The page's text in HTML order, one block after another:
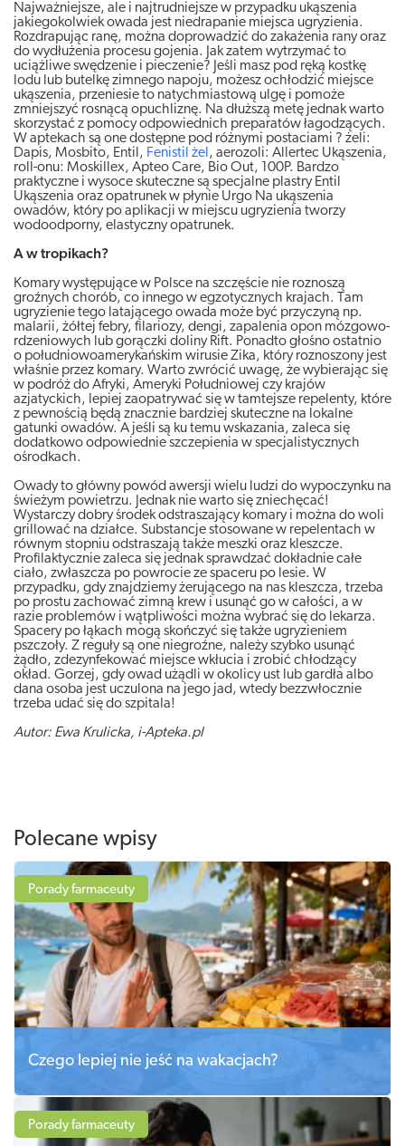
Najważniejsze, ale i najtrudniejsze w przypadku ukąszenia
jakiegokolwiek owada jest niedrapanie miejsca ugryzienia.
Rozdrapując ranę, można doprowadzić do zakażenia rany oraz
do wydłużenia procesu gojenia. Jak zatem wytrzymać to
uciążliwe swędzenie i pieczenie? Jeśli masz pod ręką kostkę
lodu lub butelkę zimnego napoju, możesz ochłodzić miejsce
ukąszenia, przeniesie to natychmiastową ulgę i pomoże
zmniejszyć rosnącą opuchliznę. Na dłuższą metę jednak warto
skorzystać z pomocy odpowiednich preparatów łagodzących.
W aptekach są one dostępne pod różnymi postaciami ? żeli:
Dapis, Mosbito, Entil, Fenistil żel , aerozoli: Allertec Ukąszenia,
roll-onu: Moskillex, Apteo Care, Bio Out, 100P. Bardzo
praktyczne i wysoce skuteczne są specjalne plastry Entil
Ukąszenia oraz opatrunek w płynie Urgo Na ukąszenia
owadów, który po aplikacji w miejscu ugryzienia tworzy
wodoodporny, elastyczny opatrunek.
A w tropikach?
Komary występujące w Polsce na szczęście nie roznoszą
groźnych chorób, co innego w egzotycznych krajach. Tam
ugryzienie tego latającego owada może być przyczyną np.
malarii, żółtej febry, filariozy, dengi, zapalenia opon mózgowo-
rdzeniowych lub gorączki doliny Rift. Ponadto głośno ostatnio
o południowoamerykańskim wirusie Zika, który roznoszony jest
właśnie przez komary. Warto zwrócić uwagę, że wybierając się
w podróż do Afryki, Ameryki Południowej czy krajów
azjatyckich, lepiej zaopatrywać się w tamtejsze repelenty, które
z pewnością będą znacznie bardziej skuteczne na lokalne
gatunki owadów. A jeśli są ku temu wskazania, zaleca się
dodatkowo odpowiednie szczepienia w specjalistycznych
ośrodkach.
Owady to główny powód awersji wielu ludzi do wypoczynku na
świeżym powietrzu. Jednak nie warto się zniechęcać!
Wystarczy dobry środek odstraszający komary i można do woli
grillować na działce. Substancje stosowane w repelentach w
równym stopniu odstraszają także meszki oraz kleszcze.
Profilaktycznie zaleca się jednak sprawdzać dokładnie całe
ciało, zwłaszcza po powrocie ze spaceru po lesie. W
przypadku, gdy znajdziemy żerującego na nas kleszcza, trzeba
po prostu zachować zimną krew i usunąć go w całości, a w
razie problemów i wątpliwości można wybrać się do lekarza.
Spacery po łąkach mogą skończyć się także ugryzieniem
pszczoły. Z reguły są one niegroźne, należy szybko usunąć
żądło, zdezynfekować miejsce wkłucia i zrobić chłodzący
okład. Gorzej, gdy owad użądli w okolicy ust lub gardła albo
dana osoba jest uczulona na jego jad, wtedy bezzwłocznie
trzeba udać się do szpitala!
Autor: Ewa Krulicka, i-Apteka.pl
Polecane wpisy
Porady farmaceuty
Czego lepiej nie jeść na wakacjach?
Porady farmaceuty